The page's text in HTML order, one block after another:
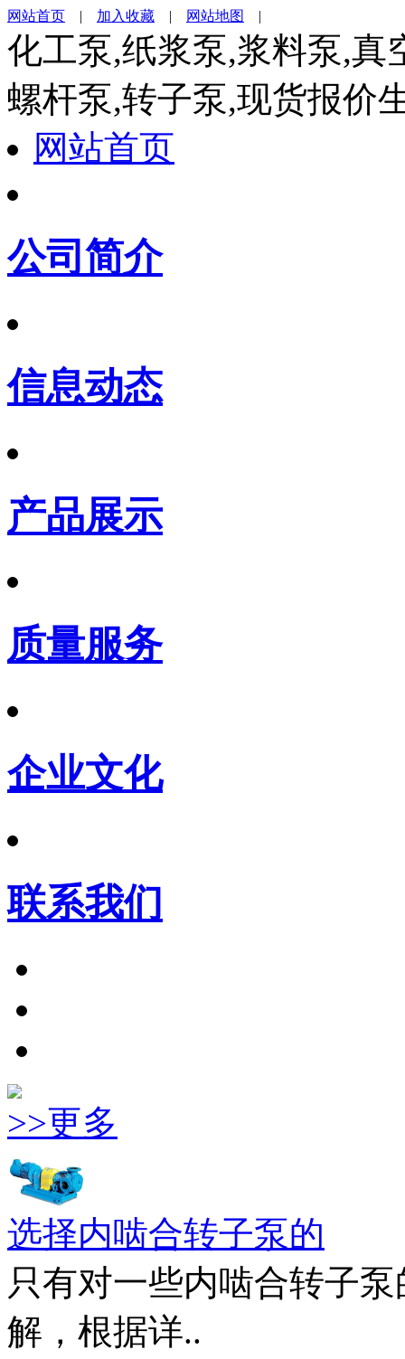
网站首页 | 加入收藏 | 网站地图 |
化工泵,纸浆泵,浆料泵,真
螺杆泵,转子泵,现货报价
网站首页
公司简介
信息动态
产品展示
质量服务
企业文化
联系我们
>>更多
选择内啮合转子泵的
只有对一些内啮合转子
解，根据详..